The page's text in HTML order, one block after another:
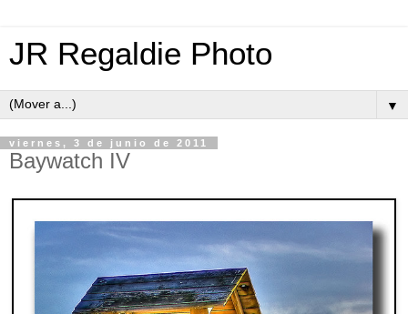
JR Regaldie Photo
▼
viernes, 3 de junio de 2011
Baywatch IV